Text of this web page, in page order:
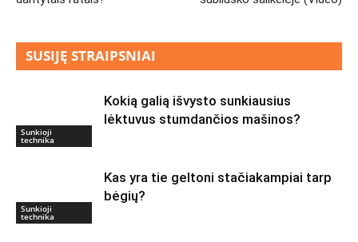
SUSIJĘ STRAIPSNIAI
Sunkioji
technika
Kokią galią išvysto sunkiausius
lėktuvus stumdančios mašinos?
Sunkioji
technika
Kas yra tie geltoni stačiakampiai tarp
bėgių?